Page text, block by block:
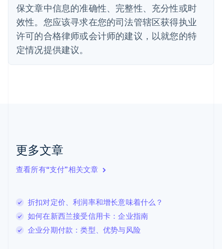
保文章中信息的准确性、完整性、充分性或时
效性。您应该寻求在您的司法管辖区获得执业
许可的合格律师或会计师的建议，以就您的特
定情况提供建议。
更多文章
查看所有“支付”相关文章
折扣对定价、利润率和增长意味着什么？
如何在新西兰接受信用卡：企业指南
企业分期付款：类型、优势与风险
DeutschEnglish
法国
FrançaisEnglish
芬兰
EnglishSvenska
English
English
卢森堡
罗马尼亚
English